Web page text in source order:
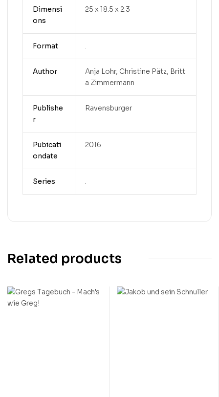
Dimensi
ons
25 x 18.5 x 2.3
Format .
Author
Anja Lohr, Christine Pätz, Britt
a Zimmermann
Publishe
r
Ravensburger
Pubicati
ondate
2016
Series .
Related products